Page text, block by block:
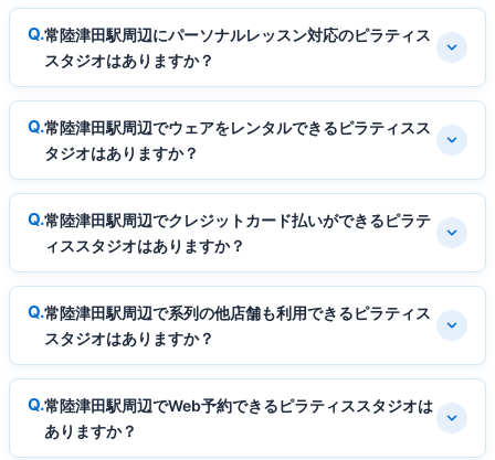
常陸津田駅周辺にパーソナルレッスン対応のピラティス
スタジオはありますか？
常陸津田駅周辺でウェアをレンタルできるピラティスス
タジオはありますか？
常陸津田駅周辺でクレジットカード払いができるピラテ
ィススタジオはありますか？
常陸津田駅周辺で系列の他店舗も利用できるピラティス
スタジオはありますか？
常陸津田駅周辺でWeb予約できるピラティススタジオは
ありますか？